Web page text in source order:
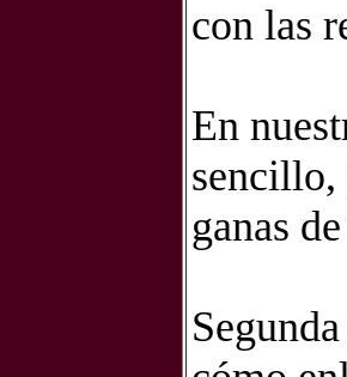
con las
En
ganas